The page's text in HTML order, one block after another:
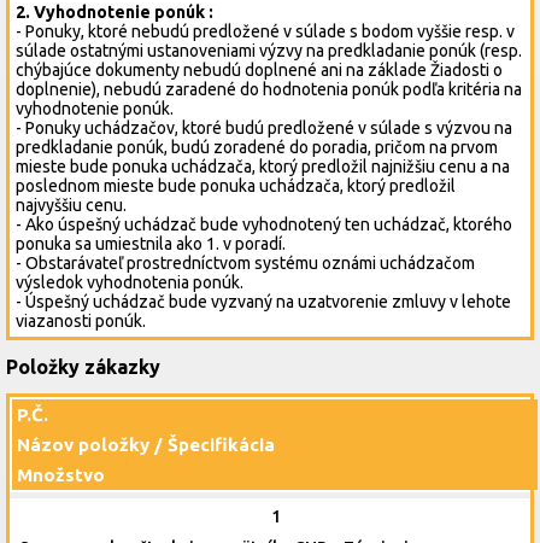
2. Vyhodnotenie ponúk :
- Ponuky, ktoré nebudú predložené v súlade s bodom vyššie resp. v
súlade ostatnými ustanoveniami výzvy na predkladanie ponúk (resp.
chýbajúce dokumenty nebudú doplnené ani na základe Žiadosti o
doplnenie), nebudú zaradené do hodnotenia ponúk podľa kritéria na
vyhodnotenie ponúk.
- Ponuky uchádzačov, ktoré budú predložené v súlade s výzvou na
predkladanie ponúk, budú zoradené do poradia, pričom na prvom
mieste bude ponuka uchádzača, ktorý predložil najnižšiu cenu a na
poslednom mieste bude ponuka uchádzača, ktorý predložil
najvyššiu cenu.
- Ako úspešný uchádzač bude vyhodnotený ten uchádzač, ktorého
ponuka sa umiestnila ako 1. v poradí.
- Obstarávateľ prostredníctvom systému oznámi uchádzačom
výsledok vyhodnotenia ponúk.
- Úspešný uchádzač bude vyzvaný na uzatvorenie zmluvy v lehote
viazanosti ponúk.
Položky zákazky
P.Č.
Názov položky / Špecifikácia
Množstvo
1